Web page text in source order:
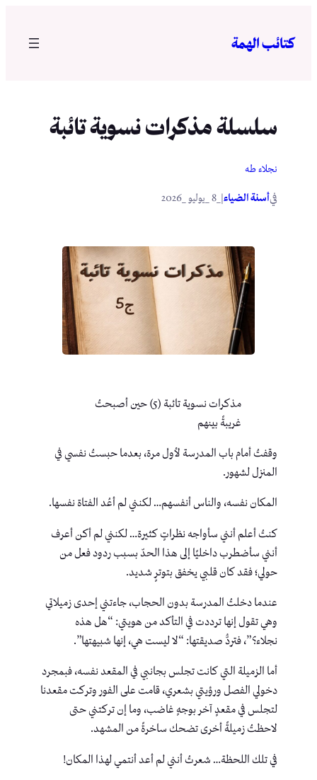
المحتوى
كتائب الهمة
سلسلة مذكرات نسوية تائبة
نجلاء طه
فيأسنة الضياء
مذكرات نسوية تائبة (5) حين أصبحتُ
غريبةً بينهم
وقفتُ أمام باب المدرسة لأول مرة، بعدما حبستُ نفسي في
المنزل لشهور.
المكان نفسه، والناس أنفسهم… لكنني لم أعُد الفتاة نفسها.
كنتُ أعلم أنني سأواجه نظراتٍ كثيرة… لكنني لم أكن أعرف
أنني سأضطرب داخليًا إلى هذا الحدّ بسبب ردود فعل من
حولي؛ فقد كان قلبي يخفق بتوترٍ شديد.
عندما دخلتُ المدرسة بدون الحجاب، جاءتني إحدى زميلاتي
وهي تقول إنها ترددت في التأكد من هويتي: “هل هذه
نجلاء؟”، فتردُّ صديقتها: “لا ليست هي، إنها شبيهتها”.
أما الزميلة التي كانت تجلس بجانبي في المقعد نفسه، فبمجرد
دخولي الفصل ورؤيتي بشعري، قامت على الفور وتركت مقعدنا
لتجلس في مقعدٍ آخر بوجهٍ غاضب، وما إن تركتني حتى
لاحظتُ زميلةً أخرى تضحك ساخرةً من المشهد.
في تلك اللحظة… شعرتُ أنني لم أعد أنتمي لهذا المكان!